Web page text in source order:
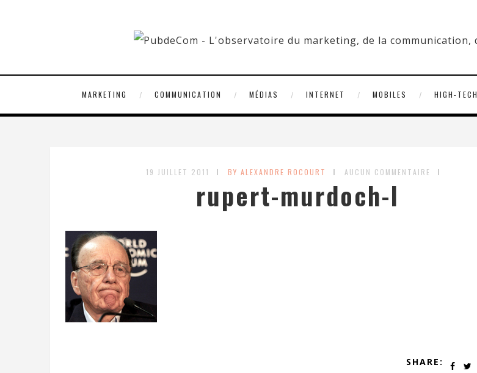
MARKETING COMMUNICATION MÉDIAS INTERNET MOBILES HIGH-TECH
19 JUILLET 2011 BY ALEXANDRE ROCOURT AUCUN COMMENTAIRE
rupert-murdoch-l
SHARE: